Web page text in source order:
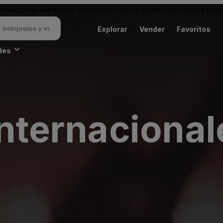
Explorar Vender Favoritos